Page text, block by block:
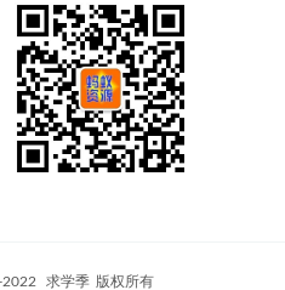
求学季 版权所有